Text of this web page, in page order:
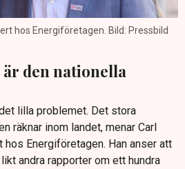
hos Energiföretagen. Bild: Pressbild
den nationella
lilla problemet. Det stora
räknar inom landet, menar Carl
Energiföretagen. Han anser att
andra rapporter om ett hundra